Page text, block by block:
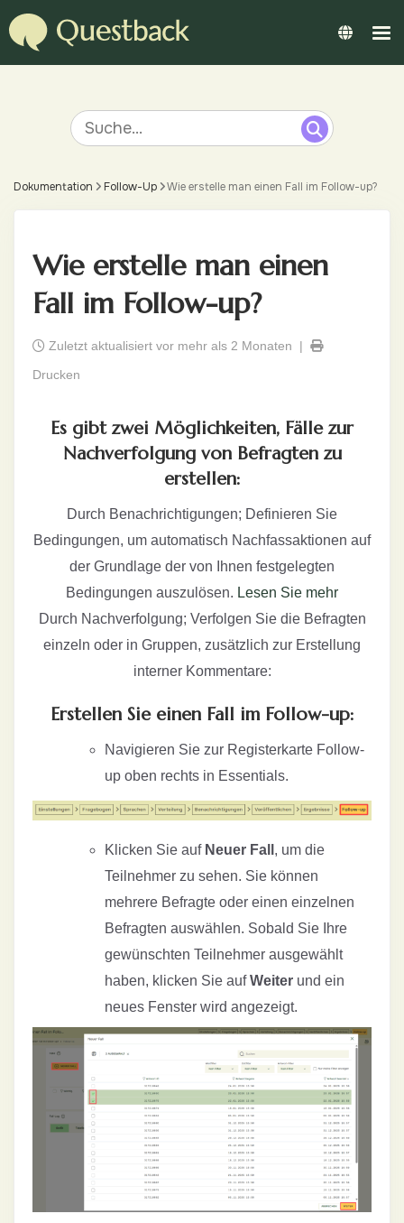
Dokumentation Follow-Up Wie erstelle man einen Fall im Follow-up?
Wie erstelle man einen
Fall im Follow-up?
Zuletzt aktualisiert vor mehr als 2 Monaten |
Drucken
Es gibt zwei Möglichkeiten, Fälle zur
Nachverfolgung von Befragten zu
erstellen:
Durch Benachrichtigungen; Definieren Sie
Bedingungen, um automatisch Nachfassaktionen auf
der Grundlage der von Ihnen festgelegten
Bedingungen auszulösen. Lesen Sie mehr
Durch Nachverfolgung; Verfolgen Sie die Befragten
einzeln oder in Gruppen, zusätzlich zur Erstellung
interner Kommentare:
Erstellen Sie einen Fall im Follow-up:
Navigieren Sie zur Registerkarte Follow-
up oben rechts in Essentials.
Klicken Sie auf Neuer Fall , um die
Teilnehmer zu sehen. Sie können
mehrere Befragte oder einen einzelnen
Befragten auswählen. Sobald Sie Ihre
gewünschten Teilnehmer ausgewählt
haben, klicken Sie aufWeiter und ein
neues Fenster wird angezeigt.